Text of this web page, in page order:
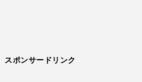
スポンサードリンク